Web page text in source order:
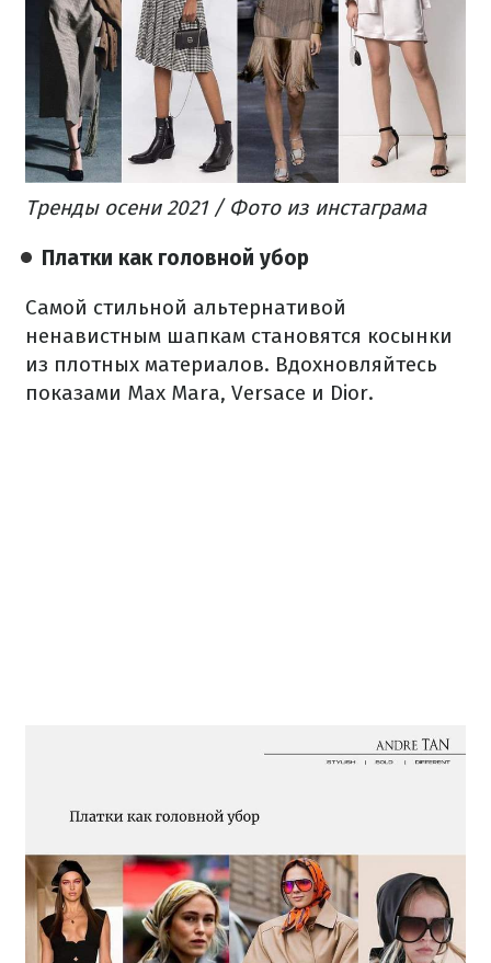
Тренды осени 2021 / Фото из инстаграма
Платки как головной убор
Самой стильной альтернативой
ненавистным шапкам становятся косынки
из плотных материалов. Вдохновляйтесь
показами Max Mara, Versace и Dior.